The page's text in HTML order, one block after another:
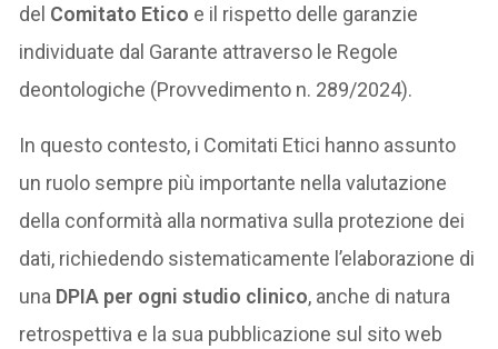
del Comitato Etico e il rispetto delle garanzie
individuate dal Garante attraverso le Regole
deontologiche (Provvedimento n. 289/2024).
In questo contesto, i Comitati Etici hanno assunto
un ruolo sempre più importante nella valutazione
della conformità alla normativa sulla protezione dei
dati, richiedendo sistematicamente l’elaborazione di
una DPIA per ogni studio clinico, anche di natura
retrospettiva e la sua pubblicazione sul sito web